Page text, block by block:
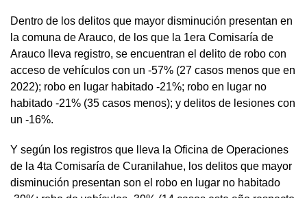
Dentro de los delitos que mayor disminución presentan en
la comuna de Arauco, de los que la 1era Comisaría de
Arauco lleva registro, se encuentran el delito de robo con
acceso de vehículos con un -57% (27 casos menos que en
2022); robo en lugar habitado -21%; robo en lugar no
habitado -21% (35 casos menos); y delitos de lesiones con
un -16%.
Y según los registros que lleva la Oficina de Operaciones
de la 4ta Comisaría de Curanilahue, los delitos que mayor
disminución presentan son el robo en lugar no habitado